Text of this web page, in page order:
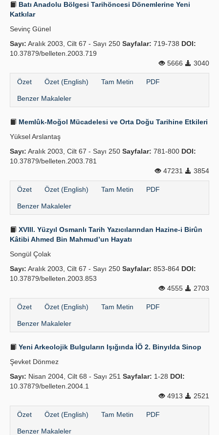
Batı Anadolu Bölgesi Tarihöncesi Dönemlerine Yeni
Katkılar
Sevinç Günel
Sayı: Aralık 2003, Cilt 67 - Sayı 250 Sayfalar: 719-738 DOI:
10.37879/belleten.2003.719
5666
3040
Özet Özet (English) Tam Metin PDF
Benzer Makaleler
Memlûk-Moğol Mücadelesi ve Orta Doğu Tarihine Etkileri
Yüksel Arslantaş
Sayı: Aralık 2003, Cilt 67 - Sayı 250 Sayfalar: 781-800 DOI:
10.37879/belleten.2003.781
47231
3854
Özet Özet (English) Tam Metin PDF
Benzer Makaleler
XVIII. Yüzyıl Osmanlı Tarih Yazıcılarından Hazine-i Birûn
Kâtibi Ahmed Bin Mahmud’un Hayatı
Songül Çolak
Sayı: Aralık 2003, Cilt 67 - Sayı 250 Sayfalar: 853-864 DOI:
10.37879/belleten.2003.853
4555
2703
Özet Özet (English) Tam Metin PDF
Benzer Makaleler
Yeni Arkeolojik Bulguların Işığında İÖ 2. Binyılda Sinop
Şevket Dönmez
Sayı: Nisan 2004, Cilt 68 - Sayı 251 Sayfalar: 1-28 DOI:
10.37879/belleten.2004.1
4913
2521
Özet Özet (English) Tam Metin PDF
Benzer Makaleler